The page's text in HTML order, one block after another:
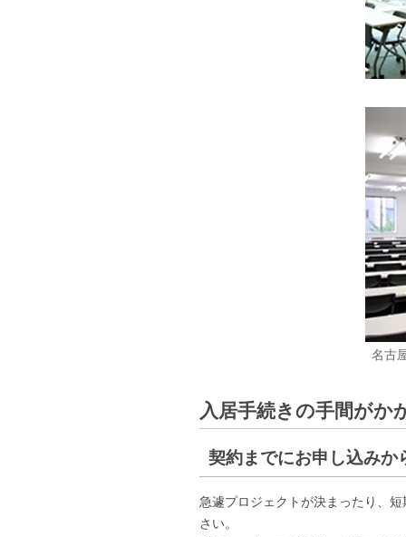
名古
入居手続きの手間がか
契約までにお申し込みか
急遽プロジェクトが決まったり、
さい。